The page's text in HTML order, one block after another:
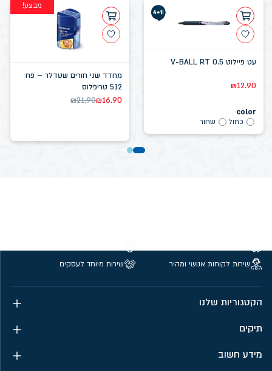
עט פיילוט V-BALL RT 0.5
₪12.90
color
כחול
שחור
מבצע!
מחדד שני חורים שטדלר – פח
512 טריפלוס
₪21.90₪16.90
שירות לקוחות אנושי ומהיר
שירות מיוחד לעסקים
הקטגוריות שלנו
תיקים
מידע חשוב